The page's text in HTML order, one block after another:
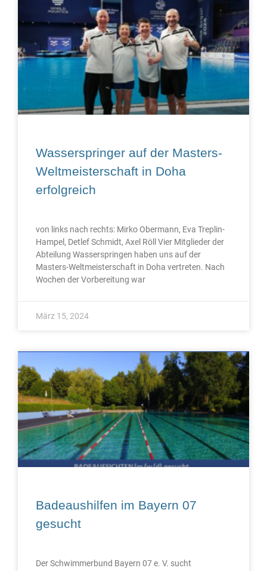
Wasserspringer auf der Masters-
Weltmeisterschaft in Doha
erfolgreich
von links nach rechts: Mirko Obermann, Eva Treplin-
Hampel, Detlef Schmidt, Axel Röll Vier Mitglieder der
Abteilung Wasserspringen haben uns auf der
Masters-Weltmeisterschaft in Doha vertreten. Nach
Wochen der Vorbereitung war
März 15, 2024
Badeaushilfen im Bayern 07
gesucht
Der Schwimmerbund Bayern 07 e. V. sucht